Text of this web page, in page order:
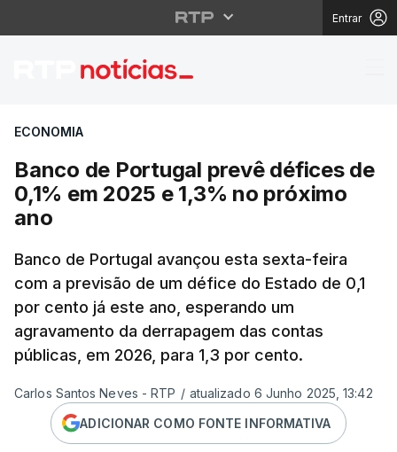
Entrar
Banco de Portugal
ECONOMIA
Banco de Portugal prevê défices de
0,1% em 2025 e 1,3% no próximo
ano
Banco de Portugal avançou esta sexta-feira
com a previsão de um défice do Estado de 0,1
por cento já este ano, esperando um
agravamento da derrapagem das contas
públicas, em 2026, para 1,3 por cento.
Carlos Santos Neves - RTP / atualizado 6 Junho 2025, 13:42
ADICIONAR COMO FONTE INFORMATIVA